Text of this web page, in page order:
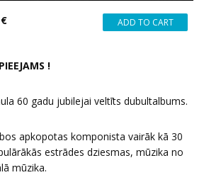
!
60 gadu jubilejai veltīts dubultalbums.
apkopotas komponista vairāk kā 30
estrādes dziesmas, mūzika no
mūzika.